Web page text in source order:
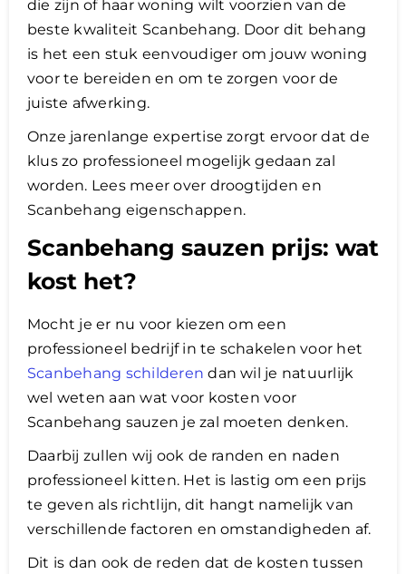
die zijn of haar woning wilt voorzien van de
beste kwaliteit Scanbehang. Door dit behang
is het een stuk eenvoudiger om jouw woning
voor te bereiden en om te zorgen voor de
juiste afwerking.
Onze jarenlange expertise zorgt ervoor dat de
klus zo professioneel mogelijk gedaan zal
worden. Lees meer over droogtijden en
Scanbehang eigenschappen.
Scanbehang sauzen prijs: wat
kost het?
Mocht je er nu voor kiezen om een
professioneel bedrijf in te schakelen voor het
Scanbehang schilderen dan wil je natuurlijk
wel weten aan wat voor kosten voor
Scanbehang sauzen je zal moeten denken.
Daarbij zullen wij ook de randen en naden
professioneel kitten. Het is lastig om een prijs
te geven als richtlijn, dit hangt namelijk van
verschillende factoren en omstandigheden af.
Dit is dan ook de reden dat de kosten tussen